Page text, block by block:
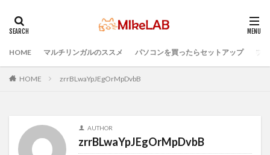
HOME マルチリンガルのススメ パソコンを買ったらセットアップ プ
HOME zrrBLwaYpJEgOrMpDvbB
AUTHOR
zrrBLwaYpJEgOrMpDvbB
タグ
PCセットアップ 初心者
セキュリティ対策ソフト
どれがいい